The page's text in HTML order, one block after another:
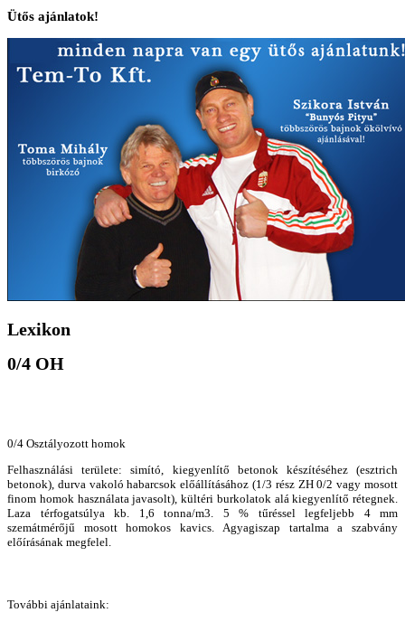
Ütős ajánlatok!
Lexikon
0/4 OH
0/4 Osztályozott homok
Felhasználási területe: simító, kiegyenlítő betonok készítéséhez (esztrich
betonok), durva vakoló habarcsok előállításához (1/3 rész ZH 0/2 vagy mosott
finom homok használata javasolt), kültéri burkolatok alá kiegyenlítő rétegnek.
Laza térfogatsúlya kb. 1,6 tonna/m3. 5 % tűréssel legfeljebb 4 mm
szemátmérőjű mosott homokos kavics. Agyagiszap tartalma a szabvány
előírásának megfelel.
További ajánlataink: